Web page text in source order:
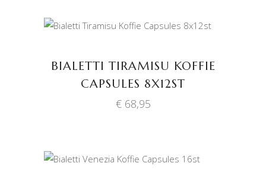
BIALETTI TIRAMISU KOFFIE
CAPSULES 8X12ST
€68,95